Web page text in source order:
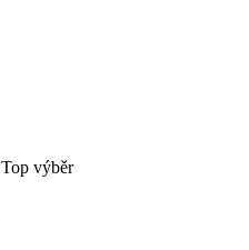
Top výběr